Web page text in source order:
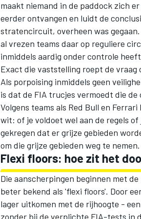
maakt niemand in de paddock zich
eerder ontvangen en luidt de
stratencircuit, overheen was
al vrezen teams daar op reguliere
inmiddels aardig onder controle
Exact die vaststelling roept de
Als porpoising inmiddels geen
is dat de FIA trucjes vermoedt die
Volgens teams als Red Bull en Ferrari
wit: of je voldoet wel aan de regels
gekregen dat er grijze gebieden
om die grijze gebieden weg te nemen.
Flexi floors: hoe zit het
Die aanscherpingen beginnen met
beter bekend als 'flexi floors'. Door
lager uitkomen met de rijhoogte -
zonder bij de verplichte FIA-tests in